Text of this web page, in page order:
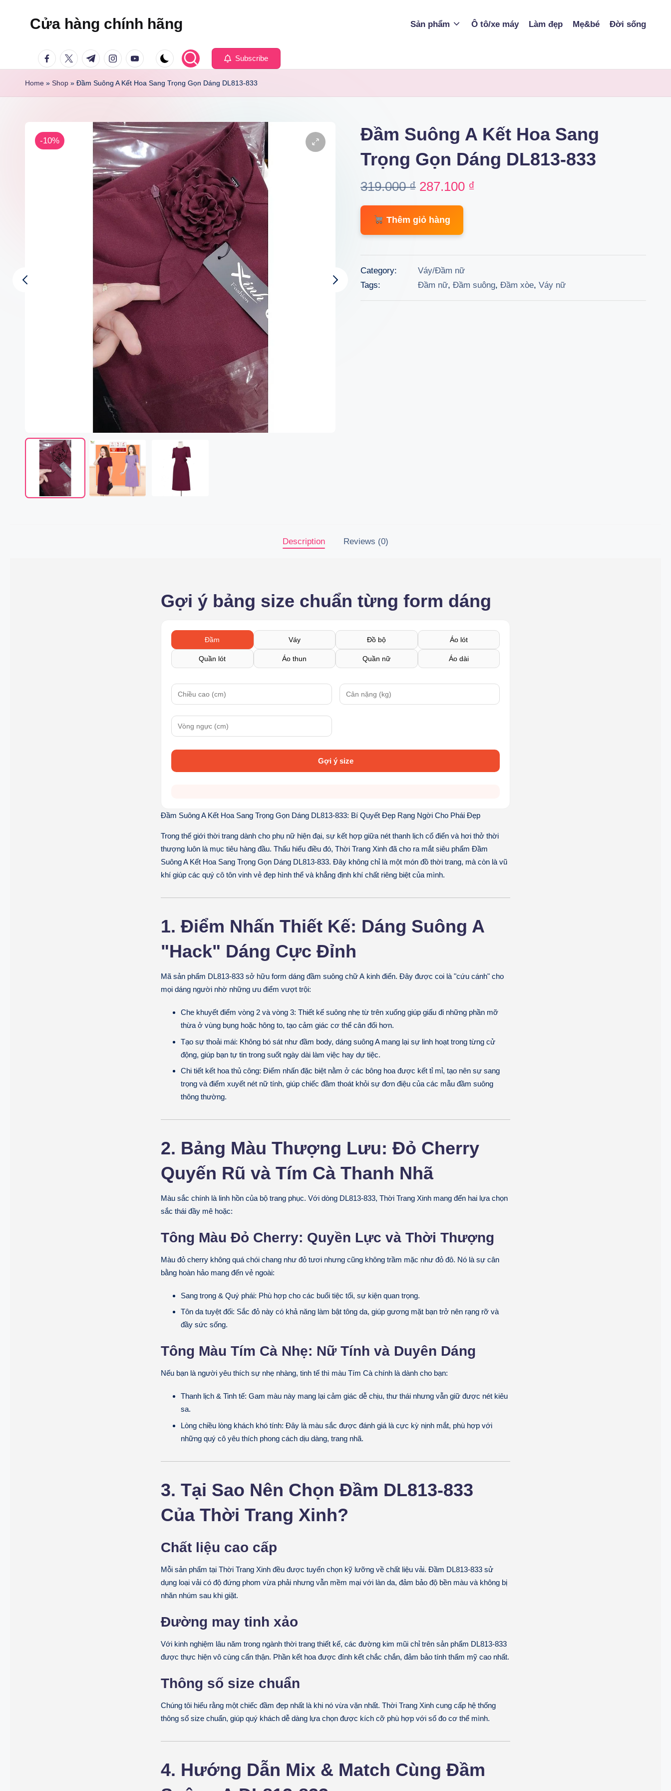
Cửa hàng chính hãng Sản phẩm Ô tô/xe máy Làm đẹp Mẹ&bé Đời sống
facebook.com
twitter.com
t.me instagram.com
youtube.com Subscribe
Home » Shop » Đầm Suông A Kết Hoa Sang Trọng Gọn Dáng DL813-833
-10%
Đầm Suông A Kết Hoa Sang
Trọng Gọn Dáng DL813-833
319.000₫ Original
price
was:
319.000 ₫.
287.100 ₫
287.100 ₫.
Thêm giỏ hàng
Category:
Váy/Đầm nữ
Tags:
Đầm nữ, Đầm suông, Đầm xòe, Váy nữ
Description Reviews (0)
Gợi ý bảng size chuẩn từng form dáng
Đầm Váy Đồ bộ Áo lót
Quần lót Áo thun Quần nữ Áo dài
Gợi ý size
Đầm Suông A Kết Hoa Sang Trọng Gọn Dáng DL813-833: Bí Quyết Đẹp Rạng Ngời Cho Phái Đẹp
Trong thế giới thời trang dành cho phụ nữ hiện đại, sự kết hợp giữa nét thanh lịch cổ điển và hơi thở thời
thượng luôn là mục tiêu hàng đầu. Thấu hiểu điều đó, Thời Trang Xinh đã cho ra mắt siêu phẩm Đầm
Suông A Kết Hoa Sang Trọng Gọn Dáng DL813-833. Đây không chỉ là một món đồ thời trang, mà còn là vũ
khí giúp các quý cô tôn vinh vẻ đẹp hình thể và khẳng định khí chất riêng biệt của mình.
1. Điểm Nhấn Thiết Kế: Dáng Suông A
"Hack" Dáng Cực Đỉnh
Mã sản phẩm DL813-833 sở hữu form dáng đầm suông chữ A kinh điển. Đây được coi là "cứu cánh" cho
mọi dáng người nhờ những ưu điểm vượt trội:
Che khuyết điểm vòng 2 và vòng 3: Thiết kế suông nhẹ từ trên xuống giúp giấu đi những phần mỡ
thừa ở vùng bụng hoặc hông to, tạo cảm giác cơ thể cân đối hơn.
Tạo sự thoải mái: Không bó sát như đầm body, dáng suông A mang lại sự linh hoạt trong từng cử
động, giúp bạn tự tin trong suốt ngày dài làm việc hay dự tiệc.
Chi tiết kết hoa thủ công: Điểm nhấn đặc biệt nằm ở các bông hoa được kết tỉ mỉ, tạo nên sự sang
trọng và điểm xuyết nét nữ tính, giúp chiếc đầm thoát khỏi sự đơn điệu của các mẫu đầm suông
thông thường.
2. Bảng Màu Thượng Lưu: Đỏ Cherry
Quyến Rũ và Tím Cà Thanh Nhã
Màu sắc chính là linh hồn của bộ trang phục. Với dòng DL813-833, Thời Trang Xinh mang đến hai lựa chọn
sắc thái đầy mê hoặc:
Tông Màu Đỏ Cherry: Quyền Lực và Thời Thượng
Màu đỏ cherry không quá chói chang như đỏ tươi nhưng cũng không trầm mặc như đỏ đô. Nó là sự cân
bằng hoàn hảo mang đến vẻ ngoài:
Sang trọng & Quý phái: Phù hợp cho các buổi tiệc tối, sự kiện quan trọng.
Tôn da tuyệt đối: Sắc đỏ này có khả năng làm bật tông da, giúp gương mặt bạn trở nên rạng rỡ và
đầy sức sống.
Tông Màu Tím Cà Nhẹ: Nữ Tính và Duyên Dáng
Nếu bạn là người yêu thích sự nhẹ nhàng, tinh tế thì màu Tím Cà chính là dành cho bạn:
Thanh lịch & Tinh tế: Gam màu này mang lại cảm giác dễ chịu, thư thái nhưng vẫn giữ được nét kiêu
sa.
Lòng chiều lòng khách khó tính: Đây là màu sắc được đánh giá là cực kỳ nịnh mắt, phù hợp với
những quý cô yêu thích phong cách dịu dàng, trang nhã.
3. Tại Sao Nên Chọn Đầm DL813-833
Của Thời Trang Xinh?
Chất liệu cao cấp
Mỗi sản phẩm tại Thời Trang Xinh đều được tuyển chọn kỹ lưỡng về chất liệu vải. Đầm DL813-833 sử
dụng loại vải có độ đứng phom vừa phải nhưng vẫn mềm mại với làn da, đảm bảo độ bền màu và không bị
nhăn nhúm sau khi giặt.
Đường may tinh xảo
Với kinh nghiệm lâu năm trong ngành thời trang thiết kế, các đường kim mũi chỉ trên sản phẩm DL813-833
được thực hiện vô cùng cẩn thận. Phần kết hoa được đính kết chắc chắn, đảm bảo tính thẩm mỹ cao nhất.
Thông số size chuẩn
Chúng tôi hiểu rằng một chiếc đầm đẹp nhất là khi nó vừa vặn nhất. Thời Trang Xinh cung cấp hệ thống
thông số size chuẩn, giúp quý khách dễ dàng lựa chọn được kích cỡ phù hợp với số đo cơ thể mình.
4. Hướng Dẫn Mix & Match Cùng Đầm